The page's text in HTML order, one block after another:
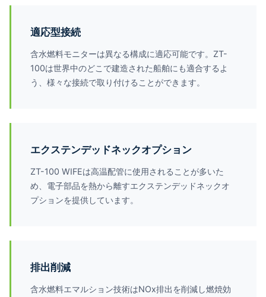
適応型接続
含水燃料モニターは異なる構成に適応可能です。ZT-
100は世界中のどこで建造された船舶にも適合するよ
う、様々な接続で取り付けることができます。
エクステンデッドネックオプション
ZT-100 WIFEは高温配管に使用されることが多いた
め、電子部品を熱から離すエクステンデッドネックオ
プションを提供しています。
排出削減
含水燃料エマルション技術はNOx排出を削減し燃焼効